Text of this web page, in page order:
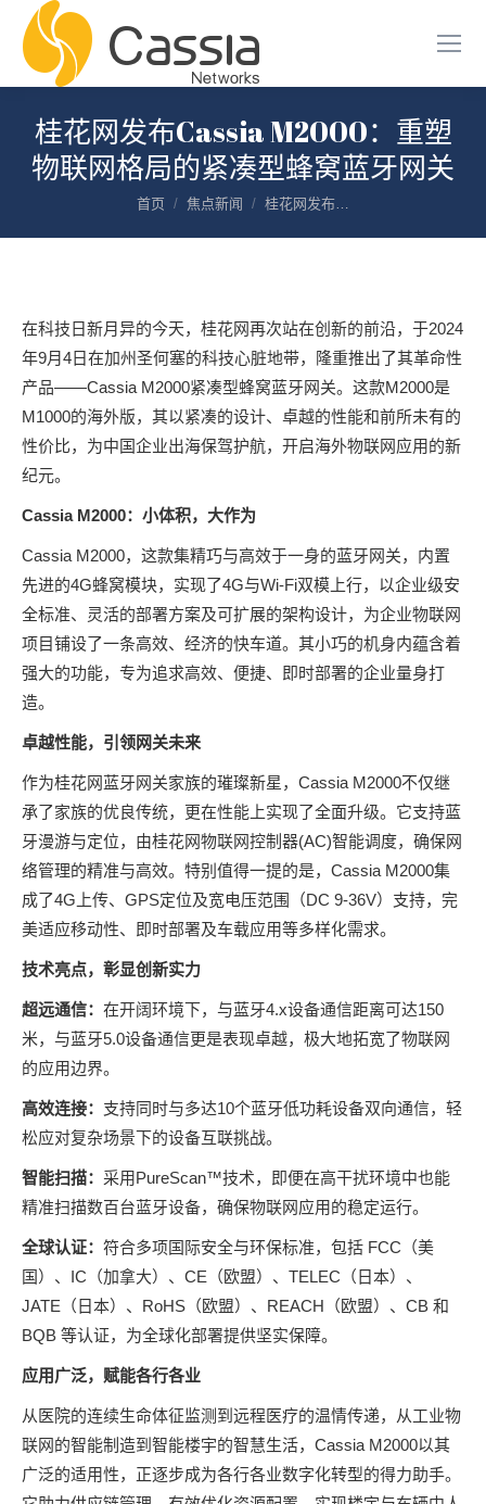
桂花网发布Cassia M2000：重塑
物联网格局的紧凑型蜂窝蓝牙网关
您在这里：
首页 焦点新闻 桂花网发布…
在科技日新月异的今天，桂花网再次站在创新的前沿，于2024
年9月4日在加州圣何塞的科技心脏地带，隆重推出了其革命性
产品——Cassia M2000紧凑型蜂窝蓝牙网关。这款M2000是
M1000的海外版，其以紧凑的设计、卓越的性能和前所未有的
性价比，为中国企业出海保驾护航，开启海外物联网应用的新
纪元。
Cassia M2000：小体积，大作为
Cassia M2000，这款集精巧与高效于一身的蓝牙网关，内置
先进的4G蜂窝模块，实现了4G与Wi-Fi双模上行，以企业级安
全标准、灵活的部署方案及可扩展的架构设计，为企业物联网
项目铺设了一条高效、经济的快车道。其小巧的机身内蕴含着
强大的功能，专为追求高效、便捷、即时部署的企业量身打
造。
卓越性能，引领网关未来
作为桂花网蓝牙网关家族的璀璨新星，Cassia M2000不仅继
承了家族的优良传统，更在性能上实现了全面升级。它支持蓝
牙漫游与定位，由桂花网物联网控制器(AC)智能调度，确保网
络管理的精准与高效。特别值得一提的是，Cassia M2000集
成了4G上传、GPS定位及宽电压范围（DC 9-36V）支持，完
美适应移动性、即时部署及车载应用等多样化需求。
技术亮点，彰显创新实力
超远通信： 在开阔环境下，与蓝牙4.x设备通信距离可达150
米，与蓝牙5.0设备通信更是表现卓越，极大地拓宽了物联网
的应用边界。
高效连接： 支持同时与多达10个蓝牙低功耗设备双向通信，轻
松应对复杂场景下的设备互联挑战。
智能扫描： 采用PureScan™技术，即便在高干扰环境中也能
精准扫描数百台蓝牙设备，确保物联网应用的稳定运行。
全球认证： 符合多项国际安全与环保标准，包括 FCC（美
国）、IC（加拿大）、CE（欧盟）、TELEC（日本）、
JATE（日本）、RoHS（欧盟）、REACH（欧盟）、CB 和
BQB 等认证，为全球化部署提供坚实保障。
应用广泛，赋能各行各业
从医院的连续生命体征监测到远程医疗的温情传递，从工业物
联网的智能制造到智能楼宇的智慧生活，Cassia M2000以其
广泛的适用性，正逐步成为各行各业数字化转型的得力助手。